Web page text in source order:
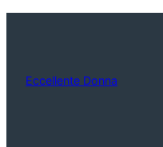
Eccellente Donna